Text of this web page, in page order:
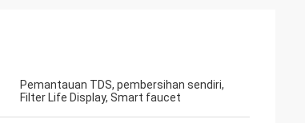
Pemantauan TDS, pembersihan sendiri,
Filter Life Display, Smart faucet